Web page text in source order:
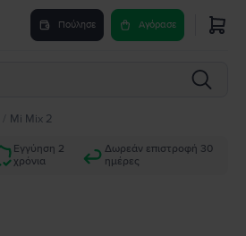
Πούλησε Αγόρασε
Mi Mix 2
Εγγύηση 2
χρόνια
Δωρεάν επιστροφή 30
ημέρες